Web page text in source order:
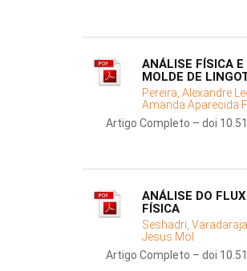
ANÁLISE FÍSICA
MOLDE DE
Pereira, Alexandre
Amanda Aparecida
Artigo Completo – doi
ANÁLISE DO
FÍSICA
Seshadri,
Jesus Mol
Artigo Completo – doi